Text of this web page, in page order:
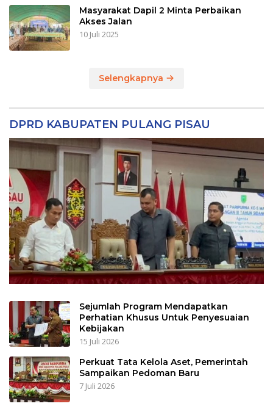
Masyarakat Dapil 2 Minta Perbaikan
Akses Jalan
10 Juli 2025
Selengkapnya
DPRD KABUPATEN PULANG PISAU
Sejumlah Program Mendapatkan
Perhatian Khusus Untuk Penyesuaian
Kebijakan
15 Juli 2026
Perkuat Tata Kelola Aset, Pemerintah
Sampaikan Pedoman Baru
7 Juli 2026